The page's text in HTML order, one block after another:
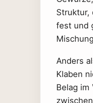
Struktur,
fest und
Anders
Klaben
Belag im